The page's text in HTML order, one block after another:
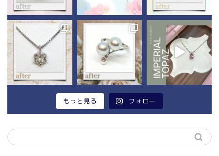
もっと見る フォロー